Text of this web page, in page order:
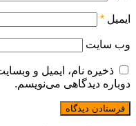
ایمیل *
وب‌ سایت
ذخیره نام، ایمیل و
دوباره دیدگاهی می‌نویسم.